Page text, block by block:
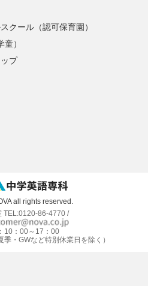
クール（認可保育園）
）
プ
all rights reserved.
TEL:0120-86-4770 /
10：00～17：00
季・GWなど特別休業日を除く）